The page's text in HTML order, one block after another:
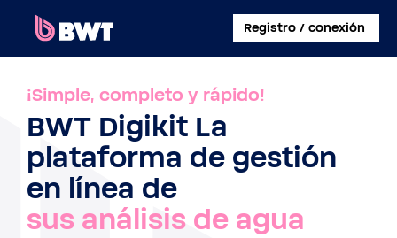
Registro / conexión
CONECTARSE A
CREAR UNA CUENTA DE USUARIO
REGISTRAR UN KIT SIN CUENTA
SOBRE BWT
¡Simple, completo y rápido!
BWT Digikit La
plataforma de gestión
en línea de
sus análisis de agua